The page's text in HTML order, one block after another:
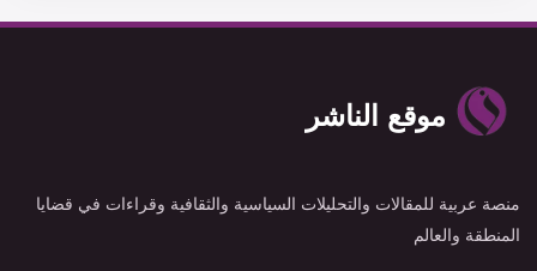
موقع الناشر
منصة عربية للمقالات والتحليلات السياسية والثقافية وقراءات في قضايا
المنطقة والعالم